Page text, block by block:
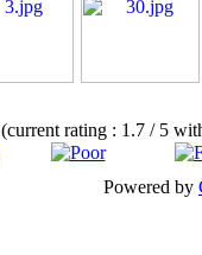
(current rating : 1.7 / 5
Powered by